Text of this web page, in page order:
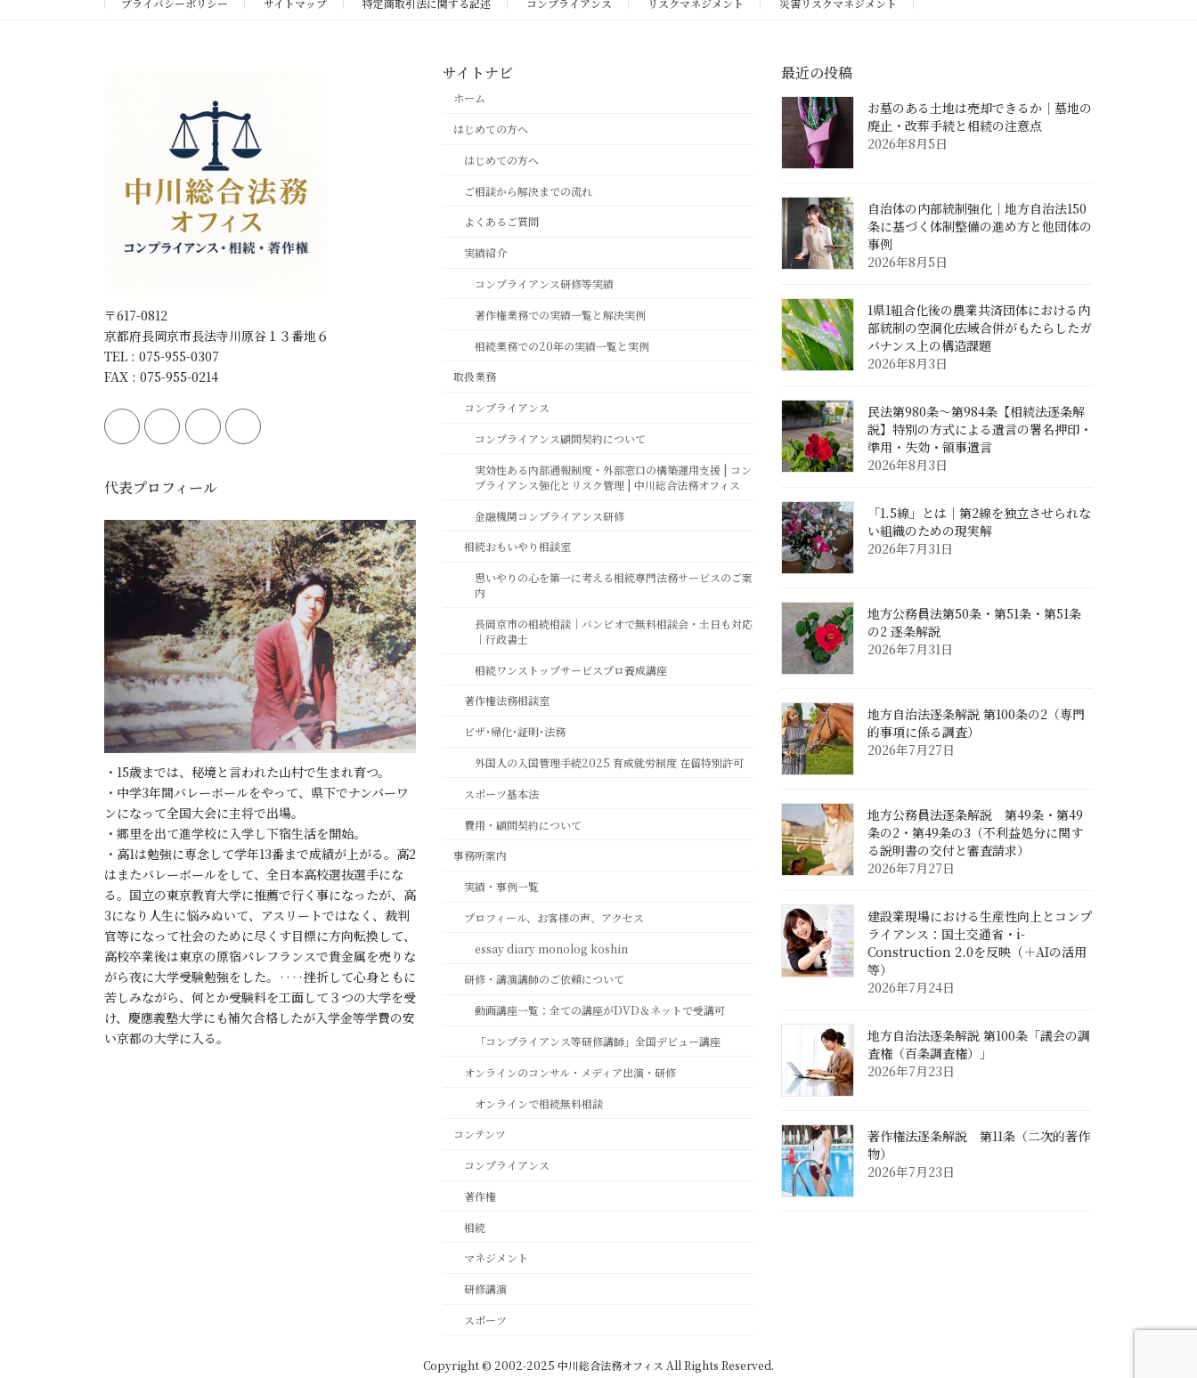
プライバシーポリシー サイトマップ 特定商取引法に関する記述 コンプライアンス リスクマネジメント 災害リスクマネジメント
〒617-0812
京都府長岡京市長法寺川原谷１３番地６
TEL : 075-955-0307
FAX : 075-955-0214
代表プロフィール
・15歳までは、秘境と言われた山村で生まれ育つ。
・中学3年間バレーボールをやって、県下でナンバーワ
ンになって全国大会に主将で出場。
・郷里を出て進学校に入学し下宿生活を開始。
・高1は勉強に専念して学年13番まで成績が上がる。高2
はまたバレーボールをして、全日本高校選抜選手にな
る。国立の東京教育大学に推薦で行く事になったが、高
3になり人生に悩みぬいて、アスリートではなく、裁判
官等になって社会のために尽くす目標に方向転換して、
高校卒業後は東京の原宿パレフランスで貴金属を売りな
がら夜に大学受験勉強をした。‥‥挫折して心身ともに
苦しみながら、何とか受験料を工面して３つの大学を受
け、慶應義塾大学にも補欠合格したが入学金等学費の安
い京都の大学に入る。
サイトナビ
ホーム
はじめての方へ
はじめての方へ
ご相談から解決までの流れ
よくあるご質問
実績紹介
コンプライアンス研修等実績
著作権業務での実績一覧と解決実例
相続業務での20年の実績一覧と実例
取扱業務
コンプライアンス
コンプライアンス顧問契約について
実効性ある内部通報制度・外部窓口の構築運用支援 | コン
プライアンス強化とリスク管理 | 中川総合法務オフィス
金融機関コンプライアンス研修
相続おもいやり相談室
思いやりの心を第一に考える相続専門法務サービスのご案
内
長岡京市の相続相談｜バンビオで無料相談会・土日も対応
｜行政書士
相続ワンストップサービスプロ養成講座
著作権法務相談室
ビザ･帰化･証明･法務
外国人の入国管理手続2025 育成就労制度 在留特別許可
スポーツ基本法
費用・顧問契約について
事務所案内
実績・事例一覧
プロフィール、お客様の声、アクセス
essay diary monolog koshin
研修・講演講師のご依頼について
動画講座一覧：全ての講座がDVD＆ネットで受講可
「コンプライアンス等研修講師」全国デビュー講座
オンラインのコンサル・メディア出演・研修
オンラインで相続無料相談
コンテンツ
コンプライアンス
著作権
相続
マネジメント
研修講演
スポーツ
最近の投稿
お墓のある土地は売却できるか｜墓地の
廃止・改葬手続と相続の注意点
2026年8月5日
自治体の内部統制強化｜地方自治法150
条に基づく体制整備の進め方と他団体の
事例
2026年8月5日
1県1組合化後の農業共済団体における内
部統制の空洞化――広域合併がもたらしたガ
バナンス上の構造課題
2026年8月3日
民法第980条〜第984条【相続法逐条解
説】特別の方式による遺言の署名押印・
準用・失効・領事遺言
2026年8月3日
「1.5線」とは｜第2線を独立させられな
い組織のための現実解
2026年7月31日
地方公務員法第50条・第51条・第51条
の2 逐条解説
2026年7月31日
地方自治法逐条解説 第100条の2（専門
的事項に係る調査）
2026年7月27日
地方公務員法逐条解説 第49条・第49
条の2・第49条の3（不利益処分に関す
る説明書の交付と審査請求）
2026年7月27日
建設業現場における生産性向上とコンプ
ライアンス：国土交通省・i-
Construction 2.0を反映（＋AIの活用
等）
2026年7月24日
地方自治法逐条解説 第100条「議会の調
査権（百条調査権）」
2026年7月23日
著作権法逐条解説 第11条（二次的著作
物）
2026年7月23日
Copyright © 2002-2025 中川総合法務オフィス All Rights Reserved.